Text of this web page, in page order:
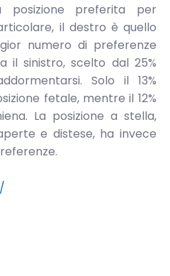
preferita per
il destro è quello
numero di preferenze
il sinistro, scelto dal 25%
Solo il 13%
fetale, mentre il 12%
La posizione a stella,
e distese, ha invece
/